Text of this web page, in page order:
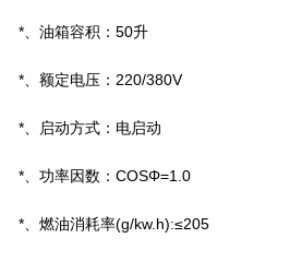
*、油箱容积：50升
*、额定电压：220/380V
*、启动方式：电启动
*、功率因数：COSΦ=1.0
*、燃油消耗率(g/kw.h):≤205